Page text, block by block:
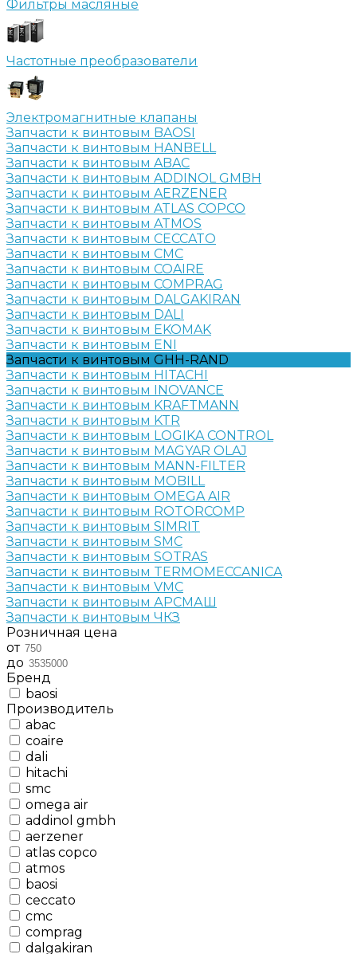
Фильтры масляные
Частотные преобразователи
Электромагнитные клапаны
Запчасти к винтовым BAOSI
Запчасти к винтовым HANBELL
Запчасти к винтовым ABAC
Запчасти к винтовым ADDINOL GMBH
Запчасти к винтовым AERZENER
Запчасти к винтовым ATLAS COPCO
Запчасти к винтовым ATMOS
Запчасти к винтовым CECCATO
Запчасти к винтовым CMC
Запчасти к винтовым COAIRE
Запчасти к винтовым COMPRAG
Запчасти к винтовым DALGAKIRAN
Запчасти к винтовым DALI
Запчасти к винтовым EKOMAK
Запчасти к винтовым ENI
Запчасти к винтовым GHH-RAND
Запчасти к винтовым HITACHI
Запчасти к винтовым INOVANCE
Запчасти к винтовым KRAFTMANN
Запчасти к винтовым KTR
Запчасти к винтовым LOGIKA CONTROL
Запчасти к винтовым MAGYAR OLAJ
Запчасти к винтовым MANN-FILTER
Запчасти к винтовым MOBILL
Запчасти к винтовым OMEGA AIR
Запчасти к винтовым ROTORCOMP
Запчасти к винтовым SIMRIT
Запчасти к винтовым SMC
Запчасти к винтовым SOTRAS
Запчасти к винтовым TERMOMECCANICA
Запчасти к винтовым VMC
Запчасти к винтовым АРСМАШ
Запчасти к винтовым ЧКЗ
Розничная цена
от
до
Бренд
baosi
Производитель
abac
coaire
dali
hitachi
smc
omega air
addinol gmbh
aerzener
atlas copco
atmos
baosi
ceccato
cmc
comprag
dalgakiran